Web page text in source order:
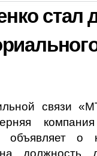
стал
связи
объявляет о
должность